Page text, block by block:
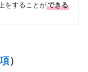
をすることができる
）